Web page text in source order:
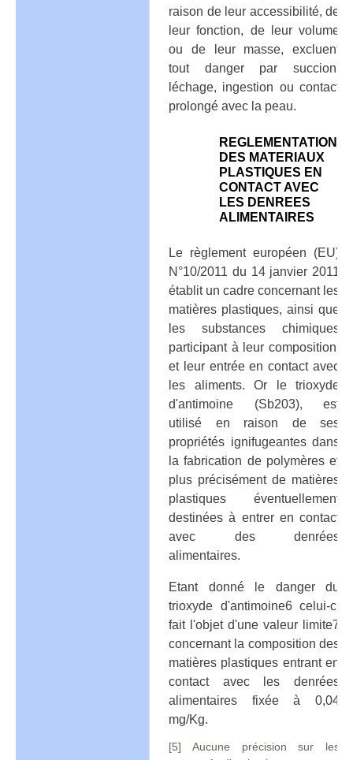
raison de leur accessibilité, de
leur fonction, de leur volume
ou de leur masse, excluent
tout danger par succion,
léchage, ingestion ou contact
prolongé avec la peau.
REGLEMENTATION
DES MATERIAUX
PLASTIQUES EN
CONTACT AVEC
LES DENREES
ALIMENTAIRES
Le règlement européen (EU)
N°10/2011 du 14 janvier 2011
établit un cadre concernant les
matières plastiques, ainsi que
les substances chimiques
participant à leur composition,
et leur entrée en contact avec
les aliments. Or le trioxyde
d'antimoine (Sb203), est
utilisé en raison de ses
propriétés ignifugeantes dans
la fabrication de polymères et
plus précisément de matières
plastiques éventuellement
destinées à entrer en contact
avec des denrées
alimentaires.
Etant donné le danger du
trioxyde d'antimoine6 celui-ci
fait l'objet d'une valeur limite7
concernant la composition des
matières plastiques entrant en
contact avec les denrées
alimentaires fixée à 0,04
mg/Kg.
[5] Aucune précision sur les